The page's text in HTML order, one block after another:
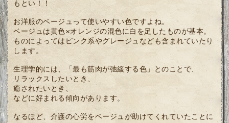
もとい！！
お洋服のベージュって使いやすい色ですよね。
ベージュは黄色×オレンジの混色に白を足したものが基本。
ものによってはピンク系やグレージュなども含まれていたり
します。
生理学的には、「最も筋肉が弛緩する色」とのことで、
リラックスしたいとき、
癒されたいとき、
などに好まれる傾向があります。
なるほど、介護の心労をベージュが助けてくれていたことに